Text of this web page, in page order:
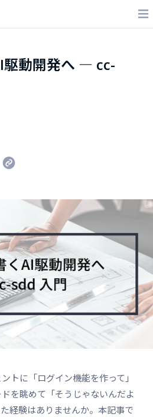
駆動開発へ ― cc-
トに「ログイン機能を作って」
を眺めて「そうじゃないんだよ
経験はありませんか。本記事で